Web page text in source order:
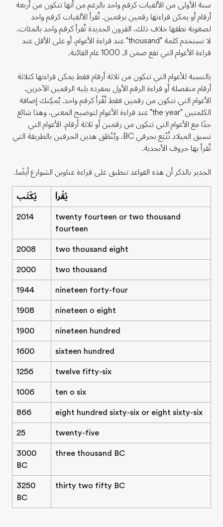
سنة الأولى من الألفيات كرقم واحد بالرغم من أنها تتكون من أربعة
أرقام أو يمكن قراءتها رقمين برقمين. تُقرأ الألفيات كرقم واحد
لصعوبة نطقها خلاف ذلك. القرون الجديدة تُقرأ كرقم واحد بالمئات.
لا نستخدم كلمة "thousand" عند قراءة الأعوام، أو على الأقل عند
قراءة الأعوام التي تقع ضمن الـ 1000 عام الفائتة.
بالنسبة للأعوام التي تتكون من ثلاثة أرقام فقط يمكن قراءتها كثلاثة
أرقام منفصلة أو قراءة الرقم الأول بمفرده يليه الرقمين الآخرين.
الأعوام التي تتكون من رقمين فقط تُقْرأ كرقم واحد. يُمكِنك إضافة
الكلمتين "the year" عند قراءة الأعوام لتوضيح المعنى، وهذا شائع
جدًا مع الأعوام التي تتكون من رقمين أو ثلاثة أرقام. الأعوام التي
تسبق الميلاد تُتْبَع بحرفي BC، ويُنْطَق هذين الحرفين بالطريقة التي
تُقرأ بها حروف الأبجدية.
الجدير بالذكر أن هذه القواعد تنطبق على قراءة عناوين الشوارع أيضًا.
يُكْتَب يُقْرأ
2014
twenty fourteen or two thousand
fourteen
2008 two thousand eight
2000 two thousand
1944 nineteen forty-four
1908 nineteen o eight
1900 nineteen hundred
1600 sixteen hundred
1256 twelve fifty-six
1006 ten o six
866 eight hundred sixty-six or eight sixty-six
25 twenty-five
3000
BC
three thousand BC
3250
BC
thirty two fifty BC